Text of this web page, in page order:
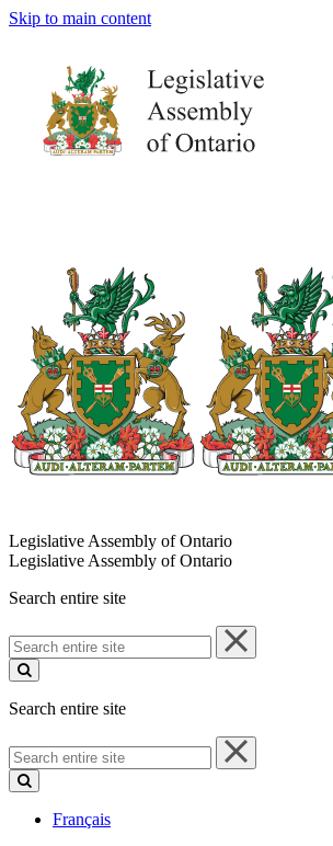
Skip to main content
Legislative Assembly of Ontario
Legislative Assembly of Ontario
Search entire site
Search
entire
site
Search entire site
Search
entire
site
Français